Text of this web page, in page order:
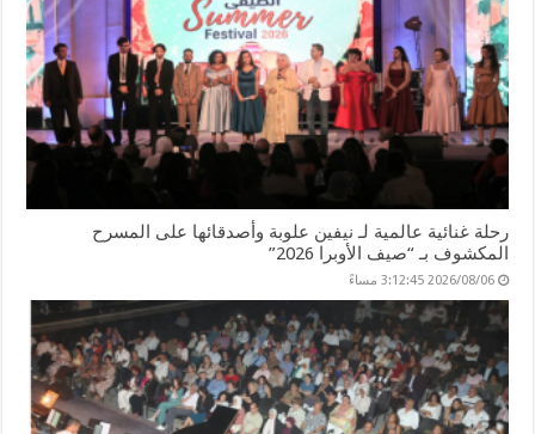
رحلة غنائية عالمية لـ نيفين علوبة وأصدقائها على المسرح
المكشوف بـ “صيف الأوبرا 2026”
2026/08/06 3:12:45 مساءً